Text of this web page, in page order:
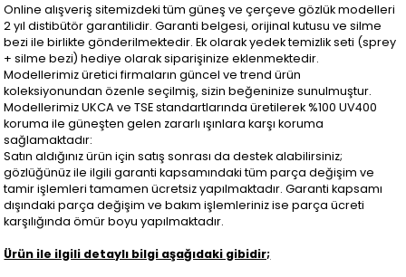
Online alışveriş sitemizdeki tüm güneş ve çerçeve gözlük modelleri
2 yıl distibütör garantilidir. Garanti belgesi, orijinal kutusu ve silme
bezi ile birlikte gönderilmektedir. Ek olarak yedek temizlik seti (sprey
+ silme bezi) hediye olarak siparişinize eklenmektedir.
Modellerimiz üretici firmaların güncel ve trend ürün
koleksiyonundan özenle seçilmiş, sizin beğeninize sunulmuştur.
Modellerimiz UKCA ve TSE standartlarında üretilerek %100 UV400
koruma ile güneşten gelen zararlı ışınlara karşı koruma
sağlamaktadır:
Satın aldığınız ürün için satış sonrası da destek alabilirsiniz;
gözlüğünüz ile ilgili garanti kapsamındaki tüm parça değişim ve
tamir işlemleri tamamen ücretsiz yapılmaktadır. Garanti kapsamı
dışındaki parça değişim ve bakım işlemleriniz ise parça ücreti
karşılığında ömür boyu yapılmaktadır.
Ürün ile ilgili detaylı bilgi aşağıdaki gibidir;